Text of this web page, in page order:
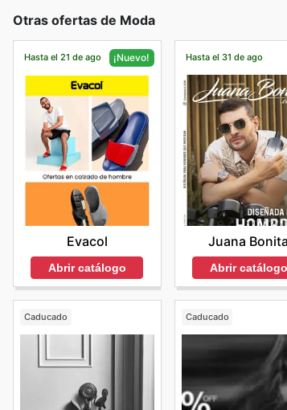
Otras ofertas de Moda
Hasta el 21 de ago ¡Nuevo!
Evacol
Abrir catálogo
Hasta el 31 de ago
Juana Bonita
Abrir catálogo
Caducado Caducado